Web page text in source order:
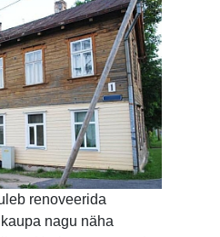
renoveerida
nagu näha